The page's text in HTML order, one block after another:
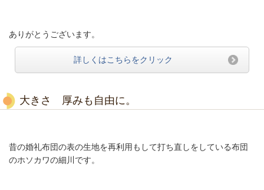
ありがとうございます。
詳しくはこちらをクリック
大きさ 厚みも自由に。
昔の婚礼布団の表の生地を再利用もして打ち直しをしている布団
のホソカワの細川です。